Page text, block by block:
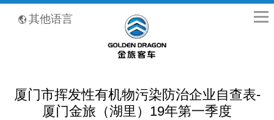
其他语言
厦门市挥发性有机物污染防治企业自查表-
厦门金旅（湖里）19年第一季度